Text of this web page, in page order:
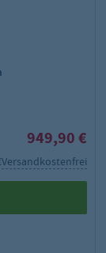
949,90 €
Versandkostenfrei